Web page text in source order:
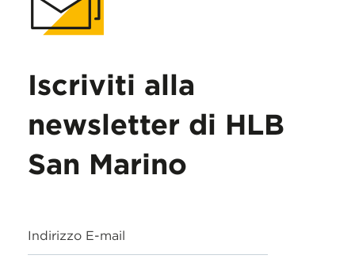
Iscriviti alla
newsletter di HLB
San Marino
Indirizzo E-mail